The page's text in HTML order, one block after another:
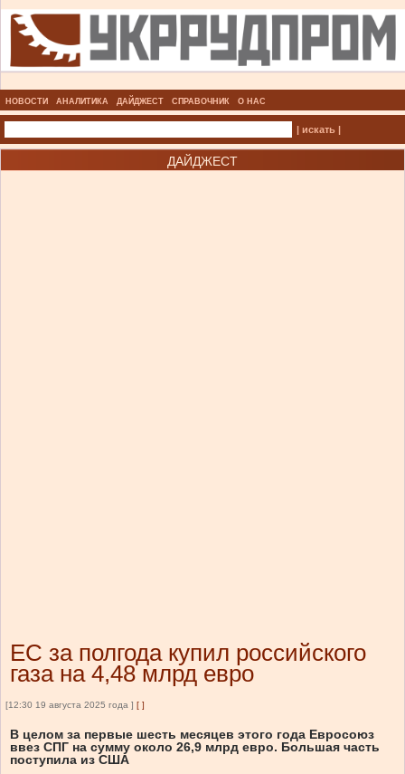
НОВОСТИ АНАЛИТИКА ДАЙДЖЕСТ СПРАВОЧНИК О НАС
| искать |
ДАЙДЖЕСТ
ЕС за полгода купил российского
газа на 4,48 млрд евро
[12:30 19 августа 2025 года ] [ ]
В целом за первые шесть месяцев этого года Евросоюз
ввез СПГ на сумму около 26,9 млрд евро. Большая часть
поступила из США